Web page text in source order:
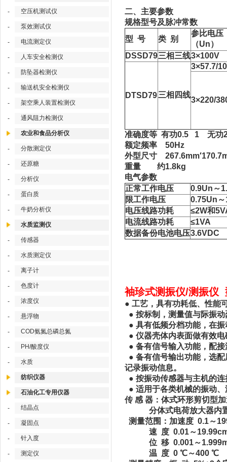
- 空压机测试仪
- 泵效测试仪
- 电流测定仪
- 人车安全检测仪
- 防坠器检测仪
- 输送机安全检测仪
- 架空乘人装置检测仪
- 通风阻力检测仪
农业和食品分析仪
- 分散测定仪
- 还原糖
- 分析仪
- 蛋白质
- 牛奶分析仪
水质监测仪
- 传感器
- 水质测定仪
- 离子计
- 色度计
- 浓度仪
- 悬浮物
- COD氨氮总磷总氮
- PH/酸度仪
- 水质
纺织仪器
石油化工专用仪器
- 结晶点
- 凝固点
- 针入度
- 测定仪
二、主要参数
规格型号及脉冲常数
型 号
类 别
参比电压
（Un）
DSSD79三相三线3×100V
DTSD79三相四线
3×57.7/
3×220/
准确度等 有功0.5 1 无功
额定频率 50Hz
外型尺寸
重量 约1.8kg
电气参数
正常工作电压
0.9Un～
限工作电压
0.75Un
电压线路功耗
≤2W和
电流线路功耗
≤1VA
数据备份电池电压3.6VDC
袖珍式测振仪/测振仪
● 工艺，具有功耗低、性能
● 按标制，测量值与际振
● 具有低频分档功能，在
● 仪器壳体内表面做有效
● 备有信号输入功能，配
● 备有信号输出功能，选
记录振动信息。
● 按振动传感器与主机的
● 适用于各类机械的振动
传 感 器：体式环形剪切型
分体式电荷放大器内置
测量范围：加速度 0.1～
速 度 0.01～19.99cm/
位 移 0.001～
温 度 0 ℃～400 ℃